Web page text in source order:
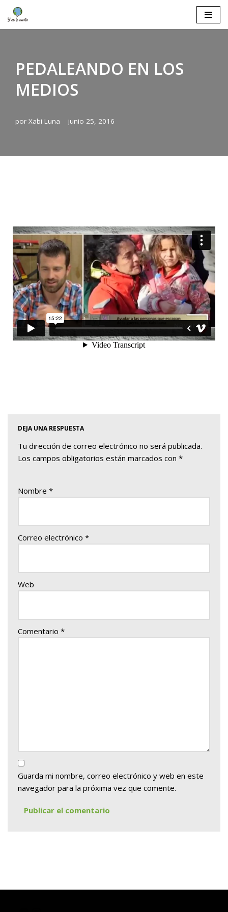
Saltar
PEDALEANDO EN LOS
MEDIOS
por Xabi Luna junio 25, 2016
DEJA UNA RESPUESTA
Tu dirección de correo electrónico no será publicada.
Los campos obligatorios están marcados con *
Nombre *
Correo electrónico *
Web
Comentario *
Guarda mi nombre, correo electrónico y web en este
navegador para la próxima vez que comente.